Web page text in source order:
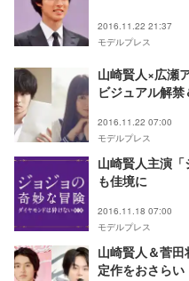
2016.11.22 21:37
モデルプレス
山崎賢人×広瀬
ビジュアル解
2016.11.22 07:00
モデルプレス
山崎賢人主演
も佳境に
2016.11.18 07:00
モデルプレス
山崎賢人＆菅
定作をおさらい